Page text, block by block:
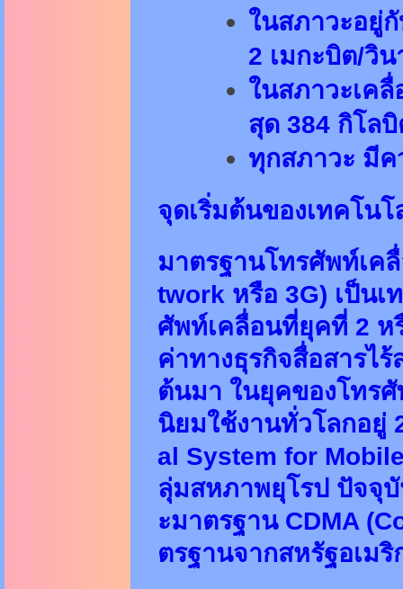
ในสภาวะอยู่
2 เมกะบิต/วิ
ในสภาวะเค
สุด 384 กิโล
ทุกสภาวะ มีค
จุดเริ่มต้นของเทคโนโ
มาตรฐานโทรศัพท์เค
twork หรือ 3G) เป็นเ
ศัพท์เคลื่อนที่ยุคที่ 2 ห
ค่าทางธุรกิจสื่อสารไ
ต้นมา ในยุคของโทร
นิยมใช้งานทั่วโลกอยู่
al System for
ลุ่มสหภาพยุโรป ปัจจุ
ะมาตรฐาน CDMA
ตรฐานจากสหรัฐอเม